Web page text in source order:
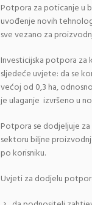
Potpora za poticanje u
uvođenje novih
sve vezano za
Investicijska potpora za
sljedeće uvjete: da se
većoj od 0,3 ha,
je ulaganje izvršeno u
Potpora se dodjeljuje
sektoru biljne
po korisniku.
Uvjeti za dodjelu